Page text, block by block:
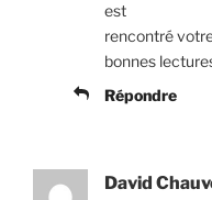
est
rencontré
bonnes
Répondre
David